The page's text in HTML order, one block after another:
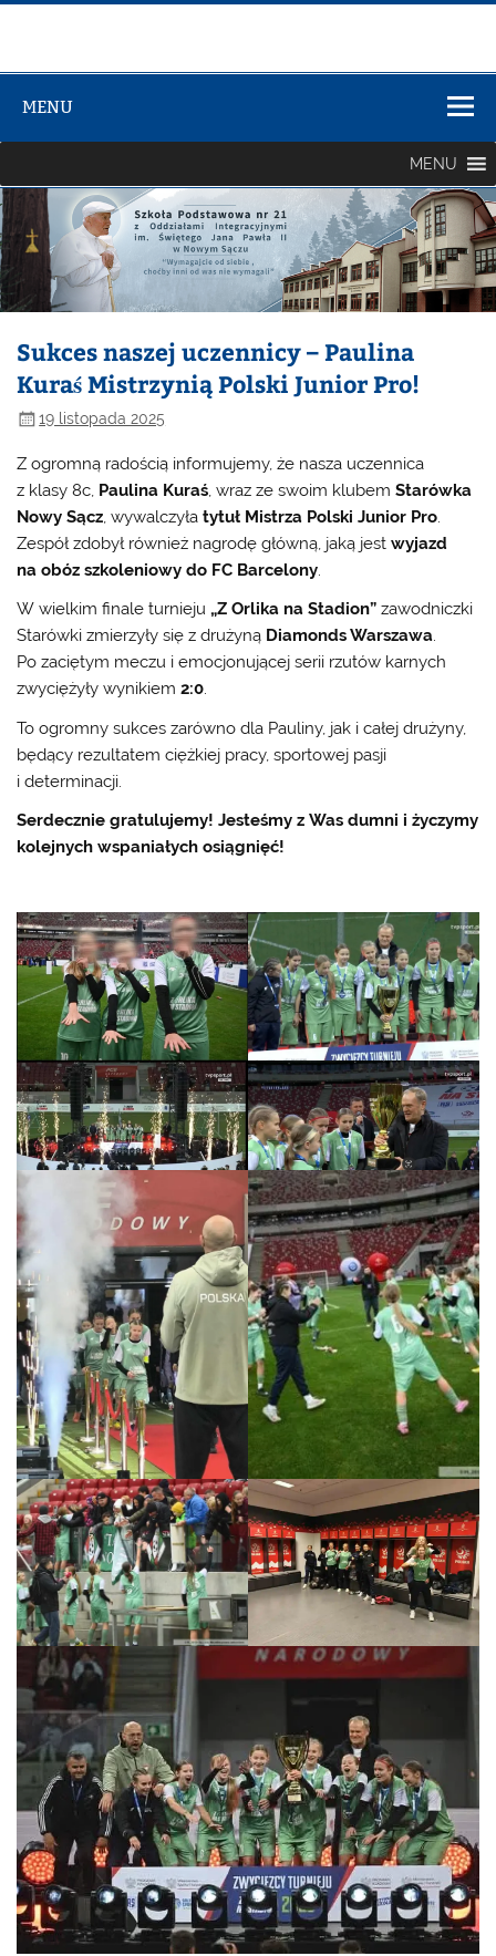
Szkolno-
Przedszkolny
nr 3
MENU
MENU
Sukces naszej uczennicy – Paulina
Kuraś Mistrzynią Polski Junior Pro!
19 listopada 2025
Z ogromną radością informujemy, że nasza uczennica
z klasy 8c, Paulina Kuraś, wraz ze swoim klubemStarówka
Nowy Sącz, wywalczyłatytuł Mistrza Polski Junior Pro.
Zespół zdobył również nagrodę główną, jaką jestwyjazd
na obóz szkoleniowy do FC Barcelony.
W wielkim finale turnieju„Z Orlika na Stadion” zawodniczki
Starówki zmierzyły się z drużyną Diamonds Warszawa.
Po zaciętym meczu i emocjonującej serii rzutów karnych
zwyciężyły wynikiem2:0.
To ogromny sukces zarówno dla Pauliny, jak i całej drużyny,
będący rezultatem ciężkiej pracy, sportowej pasji
i determinacji.
Serdecznie gratulujemy! Jesteśmy z Was dumni i życzymy
kolejnych wspaniałych osiągnięć!